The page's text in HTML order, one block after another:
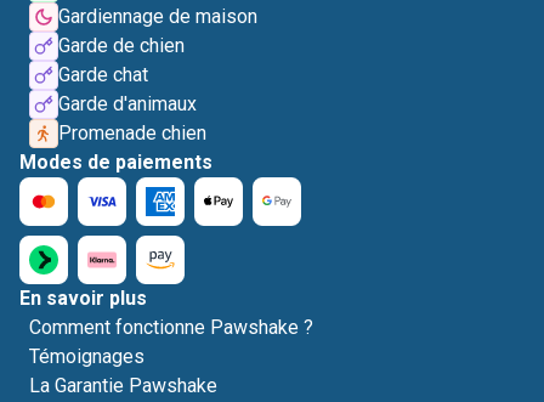
Gardiennage de maison
Garde de chien
Garde chat
Garde d'animaux
Promenade chien
Modes de paiements
En savoir plus
Comment fonctionne Pawshake ?
Témoignages
La Garantie Pawshake